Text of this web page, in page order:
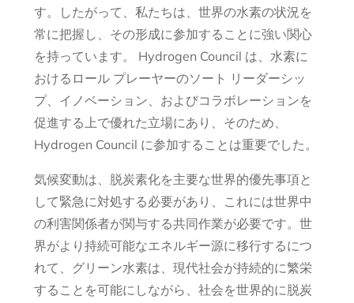
す。したがって、私たちは、世界の水素の状況を
常に把握し、その形成に参加することに強い関心
を持っています。 Hydrogen Council は、水素に
おけるロール プレーヤーのソート リーダーシッ
プ、イノベーション、およびコラボレーションを
促進する上で優れた立場にあり、そのため、
Hydrogen Council に参加することは重要でした。
気候変動は、脱炭素化を主要な世界的優先事項と
して緊急に対処する必要があり、これには世界中
の利害関係者が関与する共同作業が必要です。世
界がより持続可能なエネルギー源に移行するにつ
れて、グリーン水素は、現代社会が持続的に繁栄
することを可能にしながら、社会を世界的に脱炭